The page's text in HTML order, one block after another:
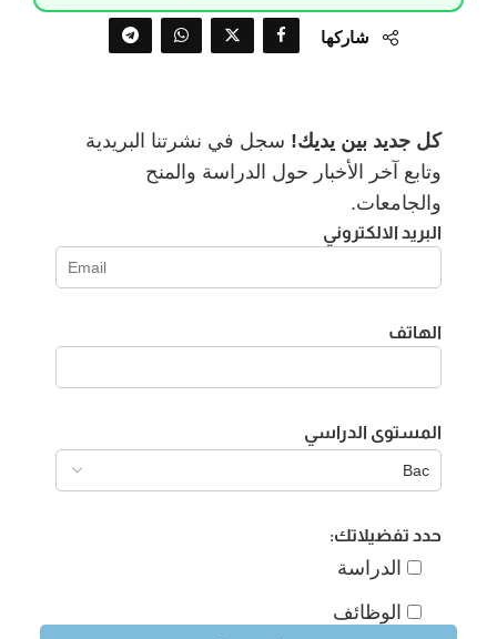
شاركها
كل جديد بين يديك! سجل في نشرتنا البريدية
وتابع آخر الأخبار حول الدراسة والمنح
والجامعات.
البريد الالكتروني
الهاتف
المستوى الدراسي
حدد تفضيلاتك:
الدراسة
الوظائف